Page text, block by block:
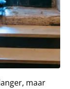
maar